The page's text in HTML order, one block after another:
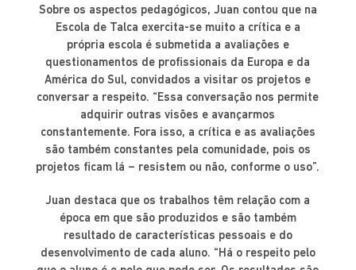
Sobre os aspectos pedagógicos, Juan contou que na
Escola de Talca exercita-se muito a crítica e a
própria escola é submetida a avaliações e
questionamentos de profissionais da Europa e da
América do Sul, convidados a visitar os projetos e
conversar a respeito. “Essa conversação nos permite
adquirir outras visões e avançarmos
constantemente. Fora isso, a crítica e as avaliações
são também constantes pela comunidade, pois os
projetos ficam lá – resistem ou não, conforme o uso”.
Juan destaca que os trabalhos têm relação com a
época em que são produzidos e são também
resultado de características pessoais e do
desenvolvimento de cada aluno. “Há o respeito pelo